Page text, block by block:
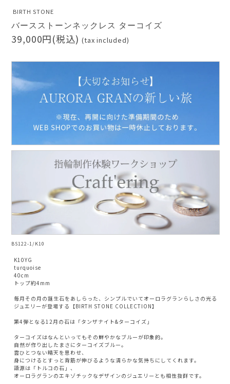
BIRTH STONE
バースストーンネックレス ターコイズ
39,000円(税込) (tax included)
BS122-1/K10
K10YG
turquoise
40cm
トップ約4mm
毎月その月の誕生石をあしらった、シンプルでいてオーロラグランらしさの光る
ジュエリーが登場する【BIRTH STONE COLLECTION】
第4弾となる12月の石は「タンザナイト&ターコイズ」
ターコイズはなんといってもその鮮やかなブルーが印象的。
自然が作り出したまさにターコイズブルー。
雲ひとつない晴天を思わせ、
身につけるとすっと背筋が伸びるような清らかな気持ちにしてくれます。
語源は「トルコの石」、
オーロラグランのエキゾチックなデザインのジュエリーとも相性抜群です。
AURORA GRAN
NARGARORUA